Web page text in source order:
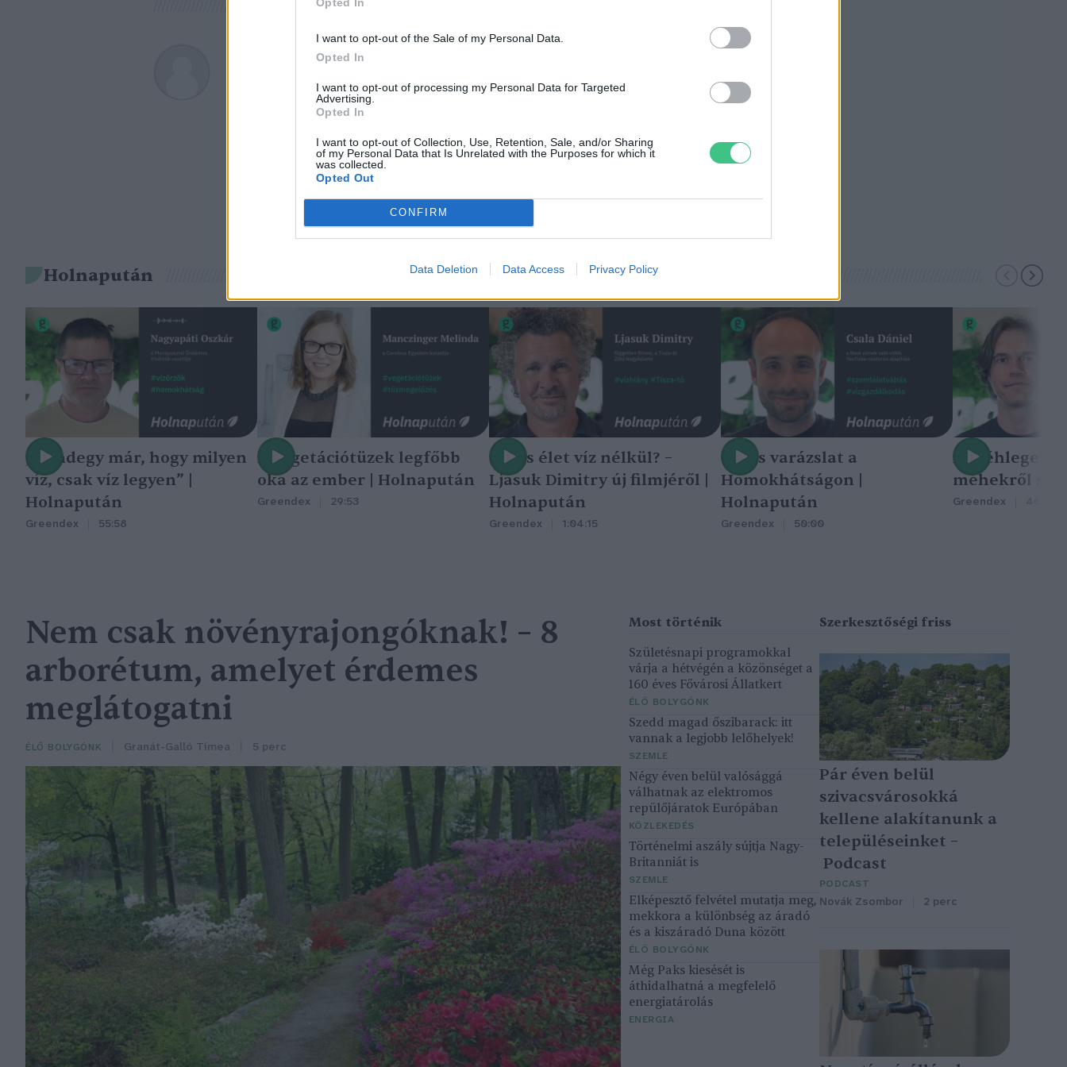
I want to opt-out of the Sale of my Personal Data.
Opted In
I want to opt-out of processing my Personal Data for Targeted
Advertising.
Opted In
I want to opt-out of Collection, Use, Retention, Sale, and/or Sharing
of my Personal Data that Is Unrelated with the Purposes for which it
was collected.
Opted Out
CONFIRM
Data Deletion Data Access Privacy Policy
Greendex
A szerző további cikkei
Holnapután
„Mindegy már, hogy milyen
víz, csak víz legyen” |
Holnapután
Greendex 55:58
A vegetációtüzek legfőbb
oka az ember | Holnapután
Greendex 29:53
Nincs élet víz nélkül? –
Ljasuk Dimitry új filmjéről |
Holnapután
Greendex 1:04:15
Nincs varázslat a
Homokhátságon |
Holnapután
Greendex 50:00
A méhlegelő
méhekről
Greendex
Nem csak növényrajongóknak! – 8
arborétum, amelyet érdemes
meglátogatni
ÉLŐ BOLYGÓNK Granát-Galló Tímea 5 perc
Születésnapi programokkal
várja a hétvégén a közönséget a
160 éves Fővárosi Állatkert
ÉLŐ BOLYGÓNK
Szedd magad őszibarack: itt
vannak a legjobb lelőhelyek!
SZEMLE
Négy éven belül valósággá
válhatnak az elektromos
repülőjáratok Európában
KÖZLEKEDÉS
Történelmi aszály sújtja Nagy-
Britanniát is
SZEMLE
Elképesztő felvétel mutatja meg,
mekkora a különbség az áradó
és a kiszáradó Duna között
ÉLŐ BOLYGÓNK
Még Paks kiesését is
áthidalhatná a megfelelő
energiatárolás
ENERGIA
Pár éven belül
szivacsvárosokká
kellene alakítanunk a
településeinket –
Podcast
PODCAST
Novák Zsombor 2 perc